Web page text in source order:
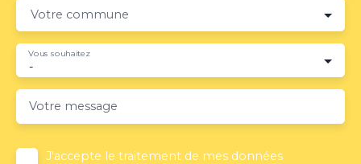
Votre commune
-
Vous souhaitez
Votre message
J'accepte le traitement de mes données